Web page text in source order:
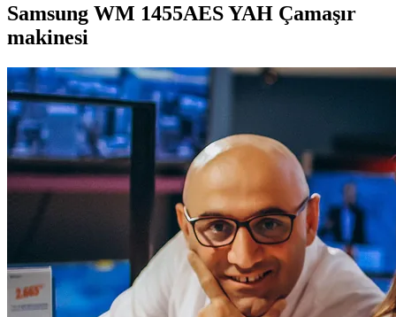
Samsung WM 1455AES YAH Çamaşır
makinesi